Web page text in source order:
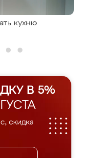
кухню
В 5%
скидка